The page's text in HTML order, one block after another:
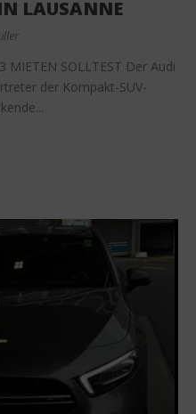
LAUSANNE
MIETEN SOLLTEST Der Audi
der Kompakt-SUV-